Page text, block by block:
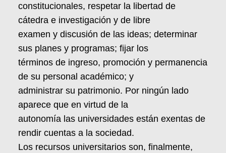
constitucionales, respetar la libertad de
cátedra e investigación y de libre
examen y discusión de las ideas; determinar
sus planes y programas; fijar los
términos de ingreso, promoción y permanencia
de su personal académico; y
administrar su patrimonio. Por ningún lado
aparece que en virtud de la
autonomía las universidades están exentas de
rendir cuentas a la sociedad.
Los recursos universitarios son, finalmente,